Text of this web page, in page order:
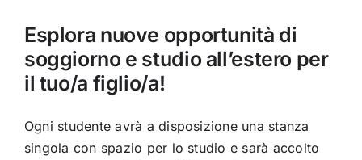
Esplora nuove opportunità di
soggiorno e studio all’estero per
il tuo/a figlio/a!
Ogni studente avrà a disposizione una stanza
singola con spazio per lo studio e sarà accolto